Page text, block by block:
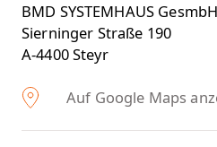
BMD SYSTEMHAUS GesmbH
Sierninger Straße 190
A-4400 Steyr
Auf Google Maps